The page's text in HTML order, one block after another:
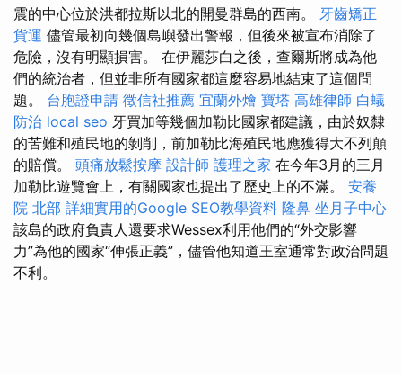
震的中心位於洪都拉斯以北的開曼群島的西南。 牙齒矯正
貨運 儘管最初向幾個島嶼發出警報，但後來被宣布消除了
危險，沒有明顯損害。 在伊麗莎白之後，查爾斯將成為他
們的統治者，但並非所有國家都這麼容易地結束了這個問
題。 台胞證申請 徵信社推薦 宜蘭外燴 寶塔 高雄律師 白蟻
防治 local seo 牙買加等幾個加勒比國家都建議，由於奴隸
的苦難和殖民地的剝削，前加勒比海殖民地應獲得大不列顛
的賠償。 頭痛放鬆按摩 設計師 護理之家 在今年3月的三月
加勒比遊覽會上，有關國家也提出了歷史上的不滿。 安養
院 北部 詳細實用的Google SEO教學資料 隆鼻 坐月子中心
該島的政府負責人還要求Wessex利用他們的“外交影響
力”為他的國家“伸張正義”，儘管他知道王室通常對政治問題
不利。